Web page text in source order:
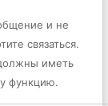
и не
связаться.
иметь
функцию.